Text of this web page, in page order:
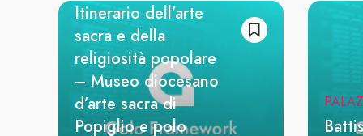
Itinerario dell’arte
sacra e della
religiosità popolare
– Museo diocesano
d’arte sacra di
Popiglio e polo